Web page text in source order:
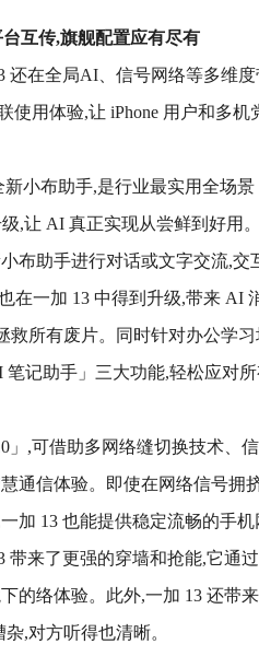
台互传,旗舰配置应有尽有
还在全局AI、信号网络等多维
使用体验,让 iPhone 用户和多
新小布助手,是行业最实用全场
,让 AI 真正实现从尝鲜到好用
布助手进行对话或文字交流,交
在一加 13 中得到升级,带来 AI
救所有废片。同时针对办公学
记助手」三大功能,轻松应对
」,可借助多网络缝切换技术、
通信体验。即使在网络信号拥
加 13 也能提供稳定流畅的手
带来了更强的穿墙和抢能,它通
的络体验。此外,一加 13 还带
,对方听得也清晰。